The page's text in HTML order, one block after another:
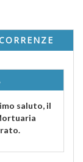
saluto, il